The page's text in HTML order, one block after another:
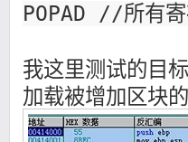
POPAD //所有
我这里测试的目
加载被增加区块